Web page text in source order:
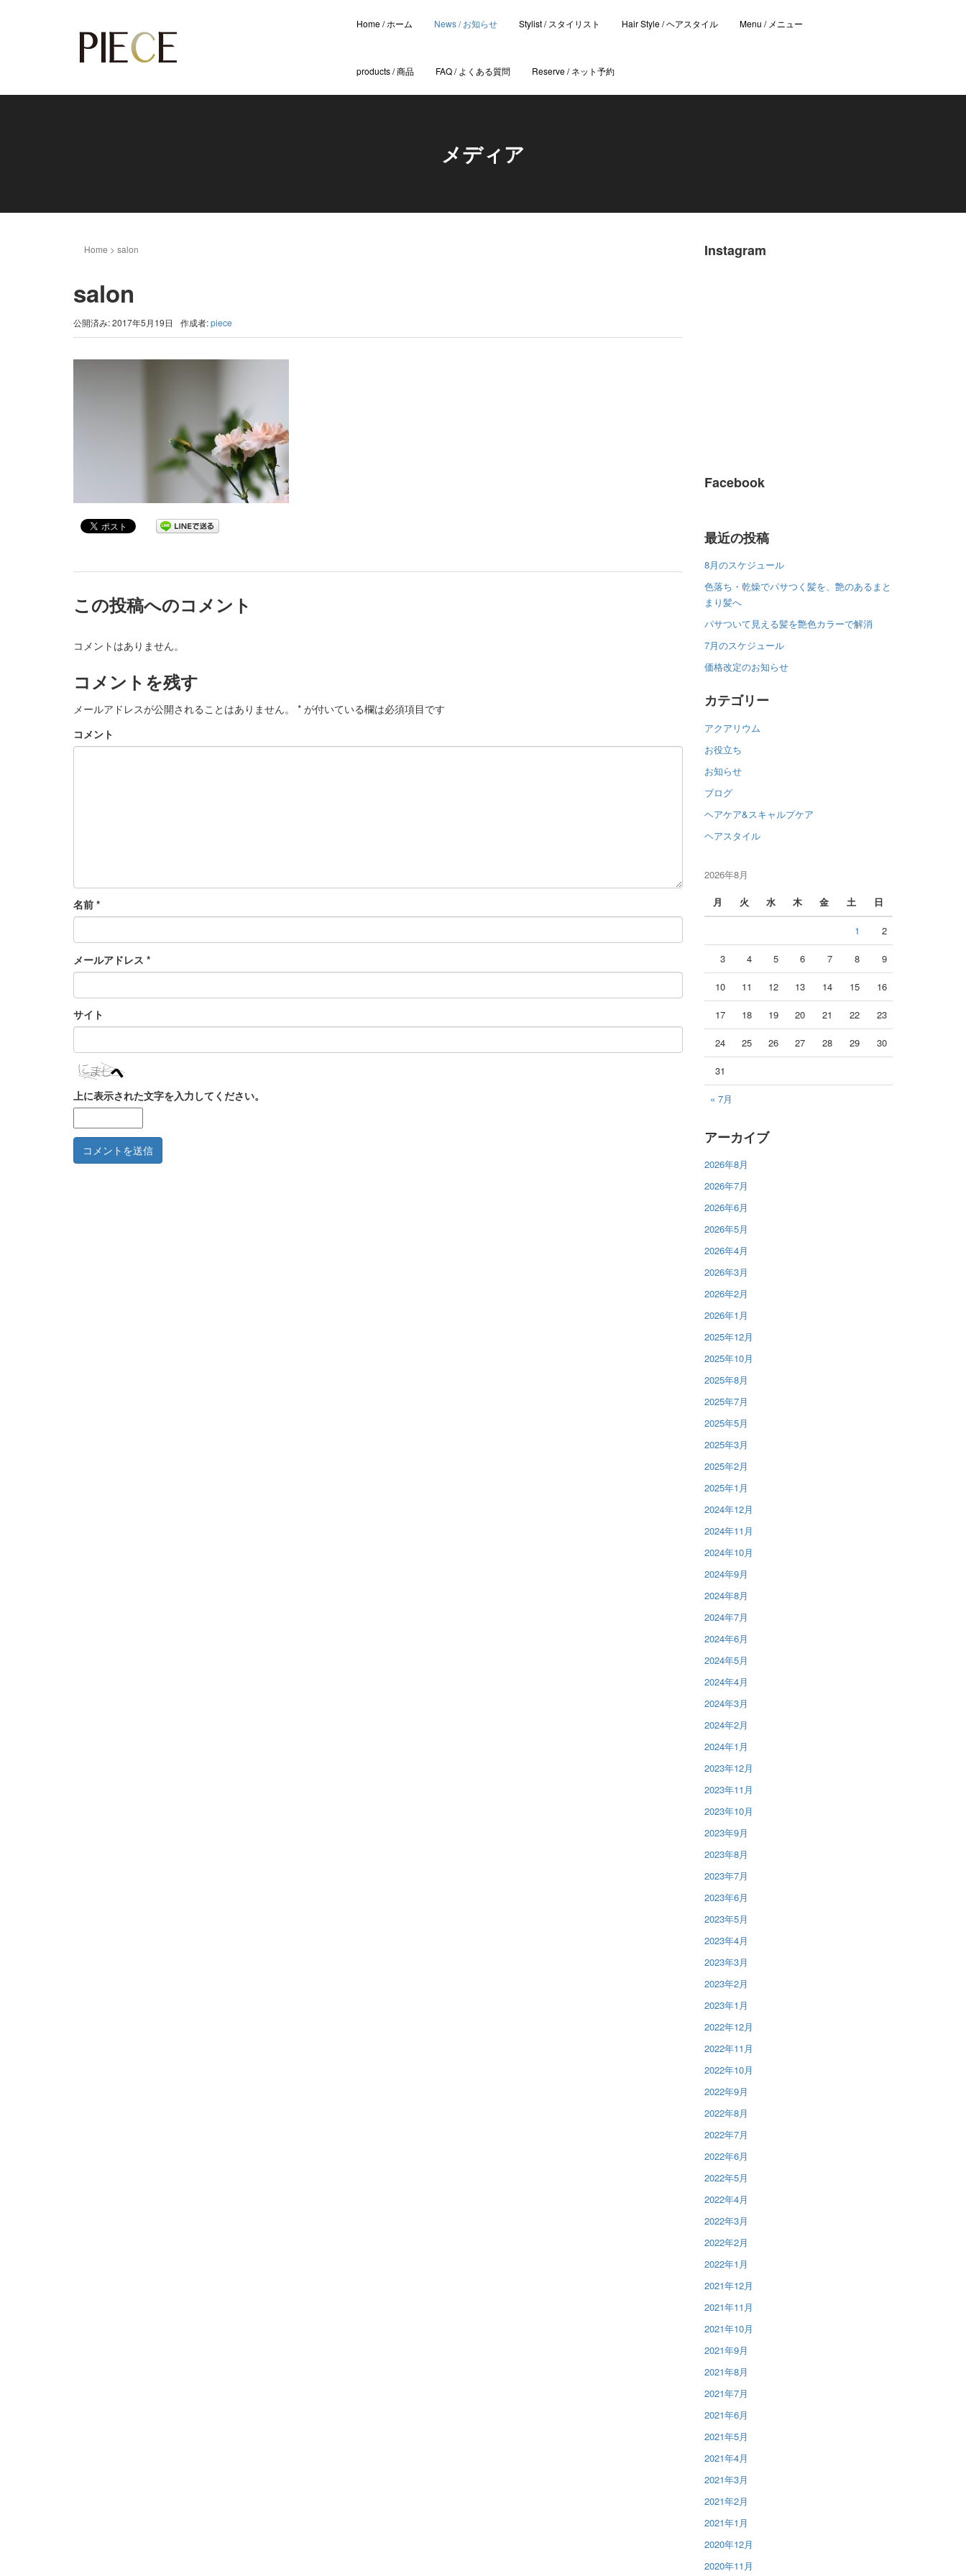
Home / ホーム News / お知らせ Stylist / スタイリスト Hair Style / ヘアスタイル Menu / メニュー
products / 商品 FAQ / よくある質問 Reserve / ネット予約
メディア
Home > salon
salon
公開済み: 2017年5月19日 作成者:piece
この投稿へのコメント
コメントはありません。
コメントを残す
メールアドレスが公開されることはありません。 * が付いている欄は必須項目です
コメント
名前 *
メールアドレス *
サイト
上に表示された文字を入力してください。
Instagram
Facebook
最近の投稿
8月のスケジュール
色落ち・乾燥でパサつく髪を、艶のあるまと
まり髪へ
パサついて見える髪を艶色カラーで解消
7月のスケジュール
価格改定のお知らせ
カテゴリー
アクアリウム
お役立ち
お知らせ
ブログ
ヘアケア&スキャルプケア
ヘアスタイル
2026年8月
月
火 水 木 金 土 日
« 7月
1 2
3 4 5 6 7 8 9
10 11 12 13 14 15 16
17 18 19 20 21 22 23
24 25 26 27 28 29 30
31
アーカイブ
2026年8月
2026年7月
2026年6月
2026年5月
2026年4月
2026年3月
2026年2月
2026年1月
2025年12月
2025年10月
2025年8月
2025年7月
2025年5月
2025年3月
2025年2月
2025年1月
2024年12月
2024年11月
2024年10月
2024年9月
2024年8月
2024年7月
2024年6月
2024年5月
2024年4月
2024年3月
2024年2月
2024年1月
2023年12月
2023年11月
2023年10月
2023年9月
2023年8月
2023年7月
2023年6月
2023年5月
2023年4月
2023年3月
2023年2月
2023年1月
2022年12月
2022年11月
2022年10月
2022年9月
2022年8月
2022年7月
2022年6月
2022年5月
2022年4月
2022年3月
2022年2月
2022年1月
2021年12月
2021年11月
2021年10月
2021年9月
2021年8月
2021年7月
2021年6月
2021年5月
2021年4月
2021年3月
2021年2月
2021年1月
2020年12月
2020年11月